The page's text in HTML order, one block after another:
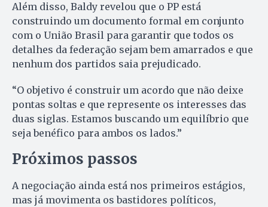
Além disso, Baldy revelou que o PP está
construindo um documento formal em conjunto
com o União Brasil para garantir que todos os
detalhes da federação sejam bem amarrados e que
nenhum dos partidos saia prejudicado.
“O objetivo é construir um acordo que não deixe
pontas soltas e que represente os interesses das
duas siglas. Estamos buscando um equilíbrio que
seja benéfico para ambos os lados.”
Próximos passos
A negociação ainda está nos primeiros estágios,
mas já movimenta os bastidores políticos,